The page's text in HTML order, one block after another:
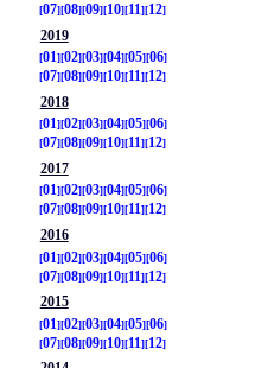
07 08 09 10 11
12
2019
01
02 03 04 05 06
07 08 09 10 11
12
2018
01 02 03 04 05 06
07 08 09 10 11 12
2017
01 02 03 04 05 06
07 08 09 10 11 12
2016
01
02 03 04 05 06
07 08 09 10 11
12
2015
01
02 03 04 05 06
07 08 09 10 11
12